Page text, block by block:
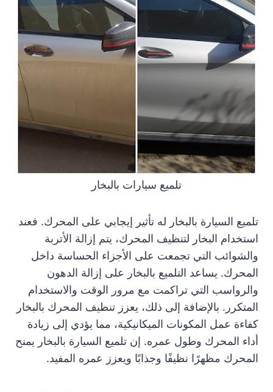
تلميع سيارات بالبخار
تلميع السيارة بالبخار له تأثير إيجابي على المحرك. فعند
استخدام البخار لتنظيف المحرك، يتم إزالة الأتربة
والشوائب التي تجمعت على الأجزاء الحساسة داخل
المحرك. يساعد التلميع بالبخار على إزالة الدهون
والرواسب التي تراكمت مع مرور الوقت والاستخدام
المتكرر. بالإضافة إلى ذلك، يعزز تنظيف المحرك بالبخار
كفاءة عمل المكونات الميكانيكية، مما يؤدي إلى زيادة
أداء المحرك وطول عمره. إن تلميع السيارة بالبخار يمنح
المحرك مظهرًا نظيفًا وجذابًا ويعزز عمره المفيد.